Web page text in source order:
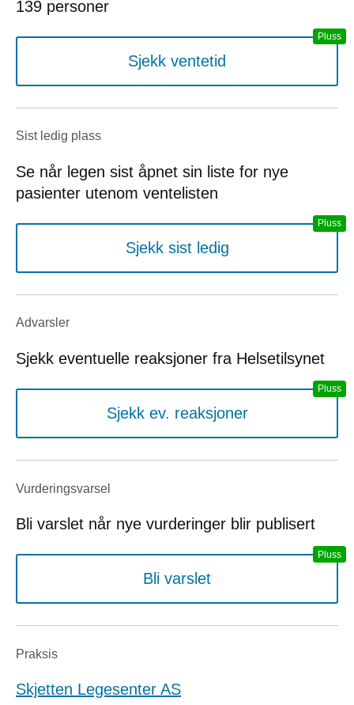
139 personer
Sjekk ventetid
Sist ledig plass
Se når legen sist åpnet sin liste for nye
pasienter utenom ventelisten
Sjekk sist ledig
Advarsler
Sjekk eventuelle reaksjoner fra Helsetilsynet
Sjekk ev. reaksjoner
Vurderings­varsel
Bli varslet når nye vurderinger blir publisert
Bli varslet
Praksis
Skjetten Legesenter AS